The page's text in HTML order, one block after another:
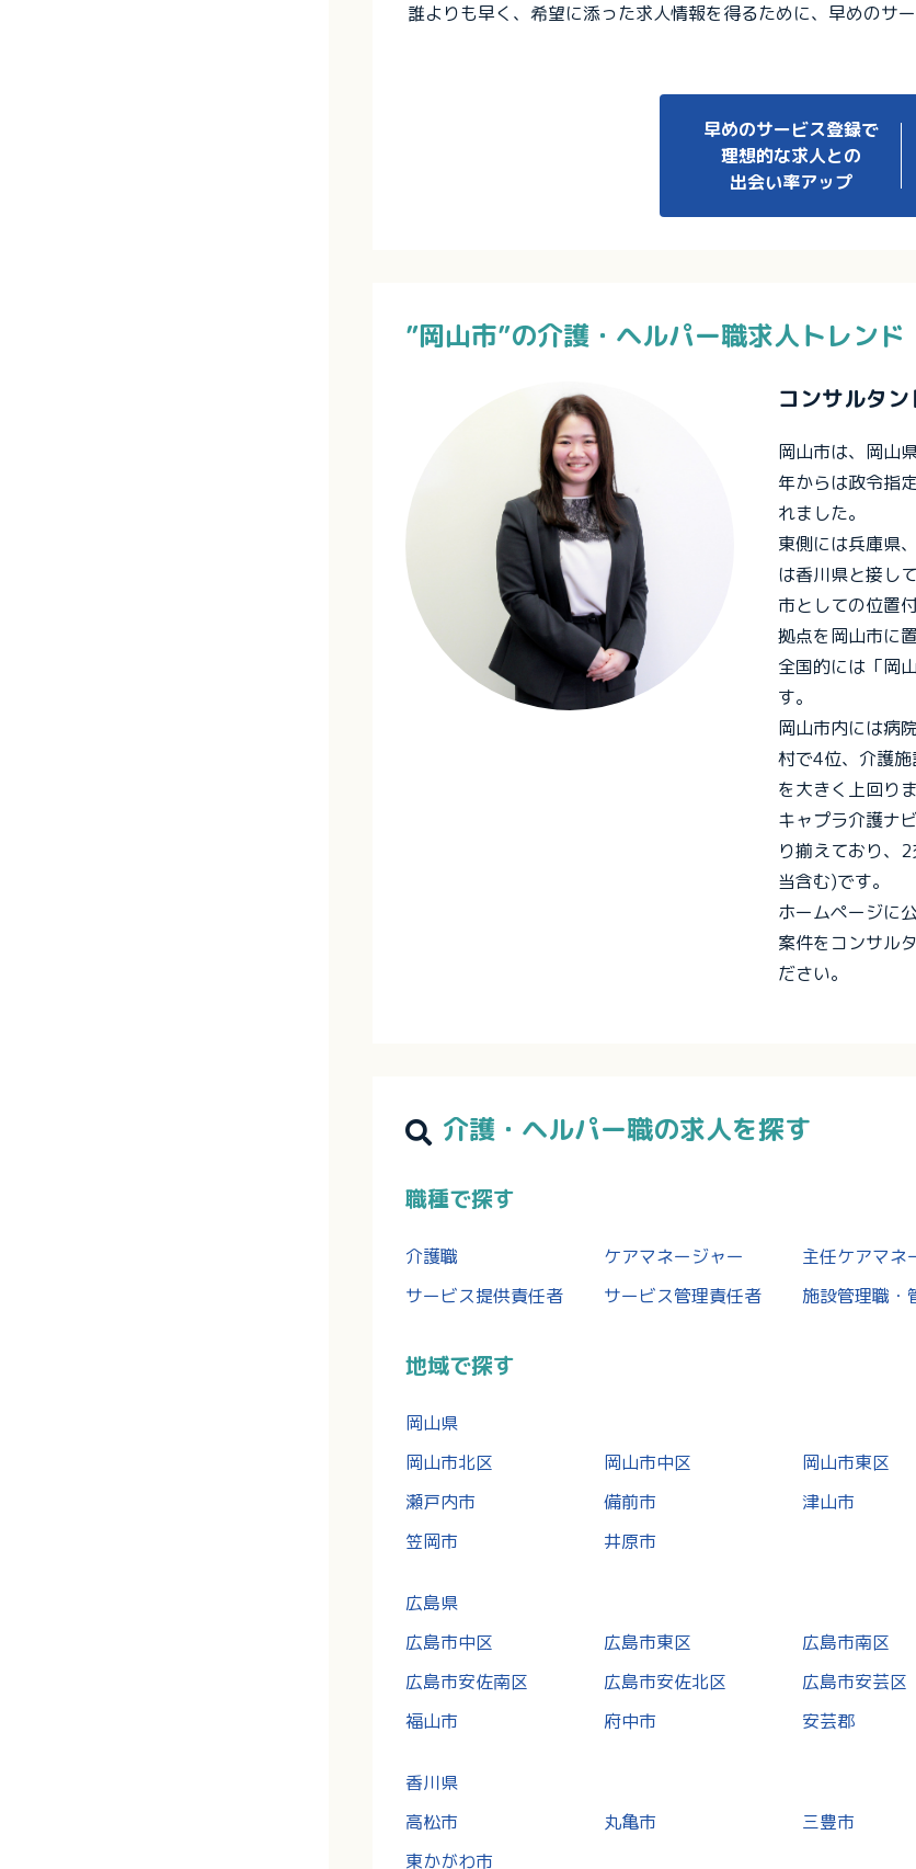
誰よりも早く、希望に添った求人情報を得るために、早めのサ
早めのサービス登録で
理想的な求人との
出会い率アップ
”岡山市”の介護・ヘルパー職求人トレンド
コンサルタン
岡山市は、岡山
年からは政令指
れました。
東側には兵庫県
は香川県と接し
市としての位置
拠点を岡山市に
全国的には「岡
す。
岡山市内には病
村で4位、介護
を大きく上回りま
キャプラ介護ナ
り揃えており、
当含む)です。
ホームページに
案件をコンサル
ださい。
介護・ヘルパー職の求人を探す
職種で探す
介護職 ケアマネージャー 主任ケアマネ
サービス提供責任者
サービス管理責任者 施設管理職・
地域で探す
岡山県
岡山市北区
岡山市中区 岡山市東区
瀬戸内市
備前市 津山市
笠岡市
井原市
広島県
広島市中区
広島市東区 広島市南区
広島市安佐南区
広島市安佐北区 広島市安芸区
福山市
府中市 安芸郡
香川県
高松市
丸亀市 三豊市
東かがわ市